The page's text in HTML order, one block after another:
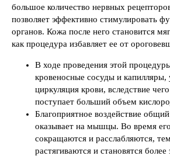
большое количество нервных
позволяет эффективно стимулировать
органов. Кожа после него становится
как процедура избавляет ее от
В ходе проведения этой
кровеносные сосуды и капилляры,
циркуляция крови, вследствие
поступает больший объем
Благоприятное воздействие
оказывает на мышцы. Во время
сокращаются и расслабляются,
растягиваются и становятся